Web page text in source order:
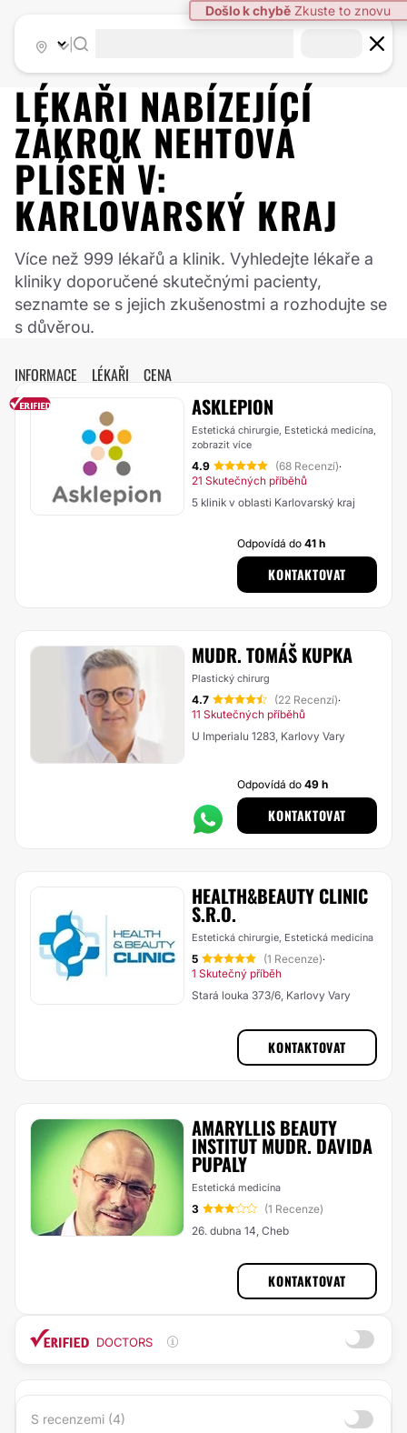
Došlo k chybě Zkuste to znovu
LÉKAŘI NABÍZEJÍCÍ
ZÁKROK NEHTOVÁ
PLÍSEŇ V:
KARLOVARSKÝ KRAJ
Více než 999 lékařů a klinik. Vyhledejte lékaře a
kliniky doporučené skutečnými pacienty,
seznamte se s jejich zkušenostmi a rozhodujte se
s důvěrou.
INFORMACE LÉKAŘI CENA
ASKLEPION
Estetická chirurgie, Estetická medicína,
zobrazit více
4.9 (68 Recenzí)·
21 Skutečných příběhů
5 klinik v oblasti Karlovarský kraj
Odpovídá do41 h
KONTAKTOVAT
MUDR. TOMÁŠ KUPKA
Plastický chirurg
4.7 (22 Recenzí)·
11 Skutečných příběhů
U Imperialu 1283, Karlovy Vary
Odpovídá do49 h
KONTAKTOVAT
HEALTH&BEAUTY CLINIC
S.R.O.
Estetická chirurgie, Estetická medicína
5 (1 Recenze)·
1 Skutečný příběh
Stará louka 373/6, Karlovy Vary
KONTAKTOVAT
AMARYLLIS BEAUTY
INSTITUT MUDR. DAVIDA
PUPALY
Estetická medicína
3
(1 Recenze)
26. dubna 14, Cheb
KONTAKTOVAT
DOCTORS
S recenzemi (4)